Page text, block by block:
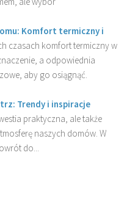
Komfort termiczny i
czasach komfort termiczny w
a odpowiednia
aby go osiągnąć.
Trendy i inspiracje
praktyczna, ale także
naszych domów. W
do...